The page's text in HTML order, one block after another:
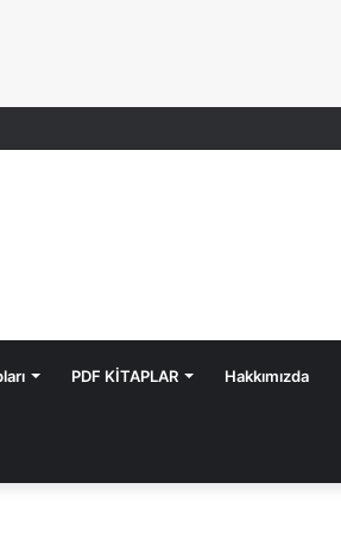
PDF KİTAPLAR Hakkımızda